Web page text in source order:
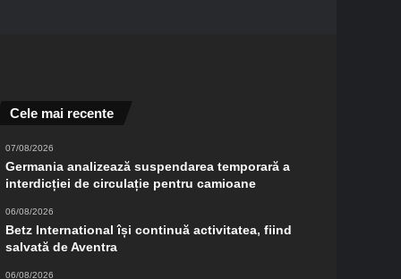
Cele mai recente
07/08/2026
Germania analizează suspendarea temporară a
interdicției de circulație pentru camioane
06/08/2026
Betz International își continuă activitatea, fiind
salvată de Aventra
06/08/2026